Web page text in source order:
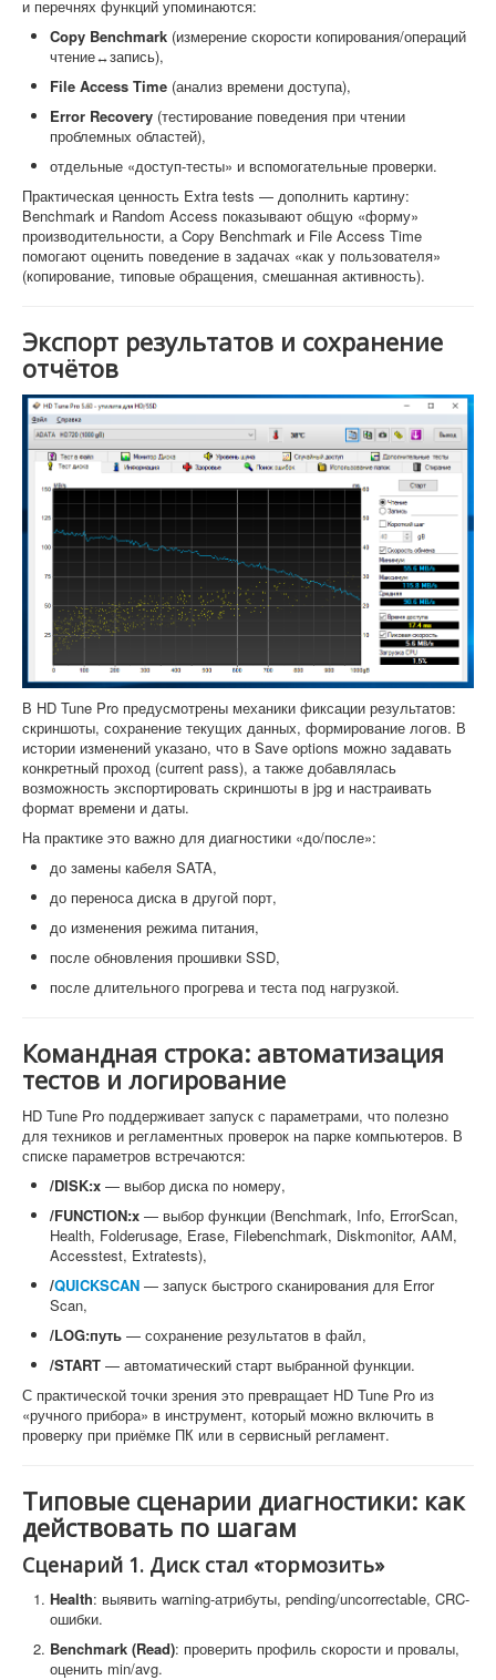
и перечнях функций упоминаются:
Copy Benchmark (измерение скорости копирования/операций
чтение↔запись),
File Access Time (анализ времени доступа),
Error Recovery (тестирование поведения при чтении
проблемных областей),
отдельные «доступ-тесты» и вспомогательные проверки.
Практическая ценность Extra tests — дополнить картину:
Benchmark и Random Access показывают общую «форму»
производительности, а Copy Benchmark и File Access Time
помогают оценить поведение в задачах «как у пользователя»
(копирование, типовые обращения, смешанная активность).
Экспорт результатов и сохранение
отчётов
В HD Tune Pro предусмотрены механики фиксации результатов:
скриншоты, сохранение текущих данных, формирование логов. В
истории изменений указано, что в Save options можно задавать
конкретный проход (current pass), а также добавлялась
возможность экспортировать скриншоты в jpg и настраивать
формат времени и даты.
На практике это важно для диагностики «до/после»:
до замены кабеля SATA,
до переноса диска в другой порт,
до изменения режима питания,
после обновления прошивки SSD,
после длительного прогрева и теста под нагрузкой.
Командная строка: автоматизация
тестов и логирование
HD Tune Pro поддерживает запуск с параметрами, что полезно
для техников и регламентных проверок на парке компьютеров. В
списке параметров встречаются:
/DISK:x — выбор диска по номеру,
/FUNCTION:x — выбор функции (Benchmark, Info, ErrorScan,
Health, Folderusage, Erase, Filebenchmark, Diskmonitor, AAM,
Accesstest, Extratests),
/QUICKSCAN — запуск быстрого сканирования для Error
Scan,
/LOG:путь — сохранение результатов в файл,
/START — автоматический старт выбранной функции.
С практической точки зрения это превращает HD Tune Pro из
«ручного прибора» в инструмент, который можно включить в
проверку при приёмке ПК или в сервисный регламент.
Типовые сценарии диагностики: как
действовать по шагам
Сценарий 1. Диск стал «тормозить»
Health: выявить warning-атрибуты, pending/uncorrectable, CRC-
ошибки.
Benchmark (Read): проверить профиль скорости и провалы,
оценить min/avg.